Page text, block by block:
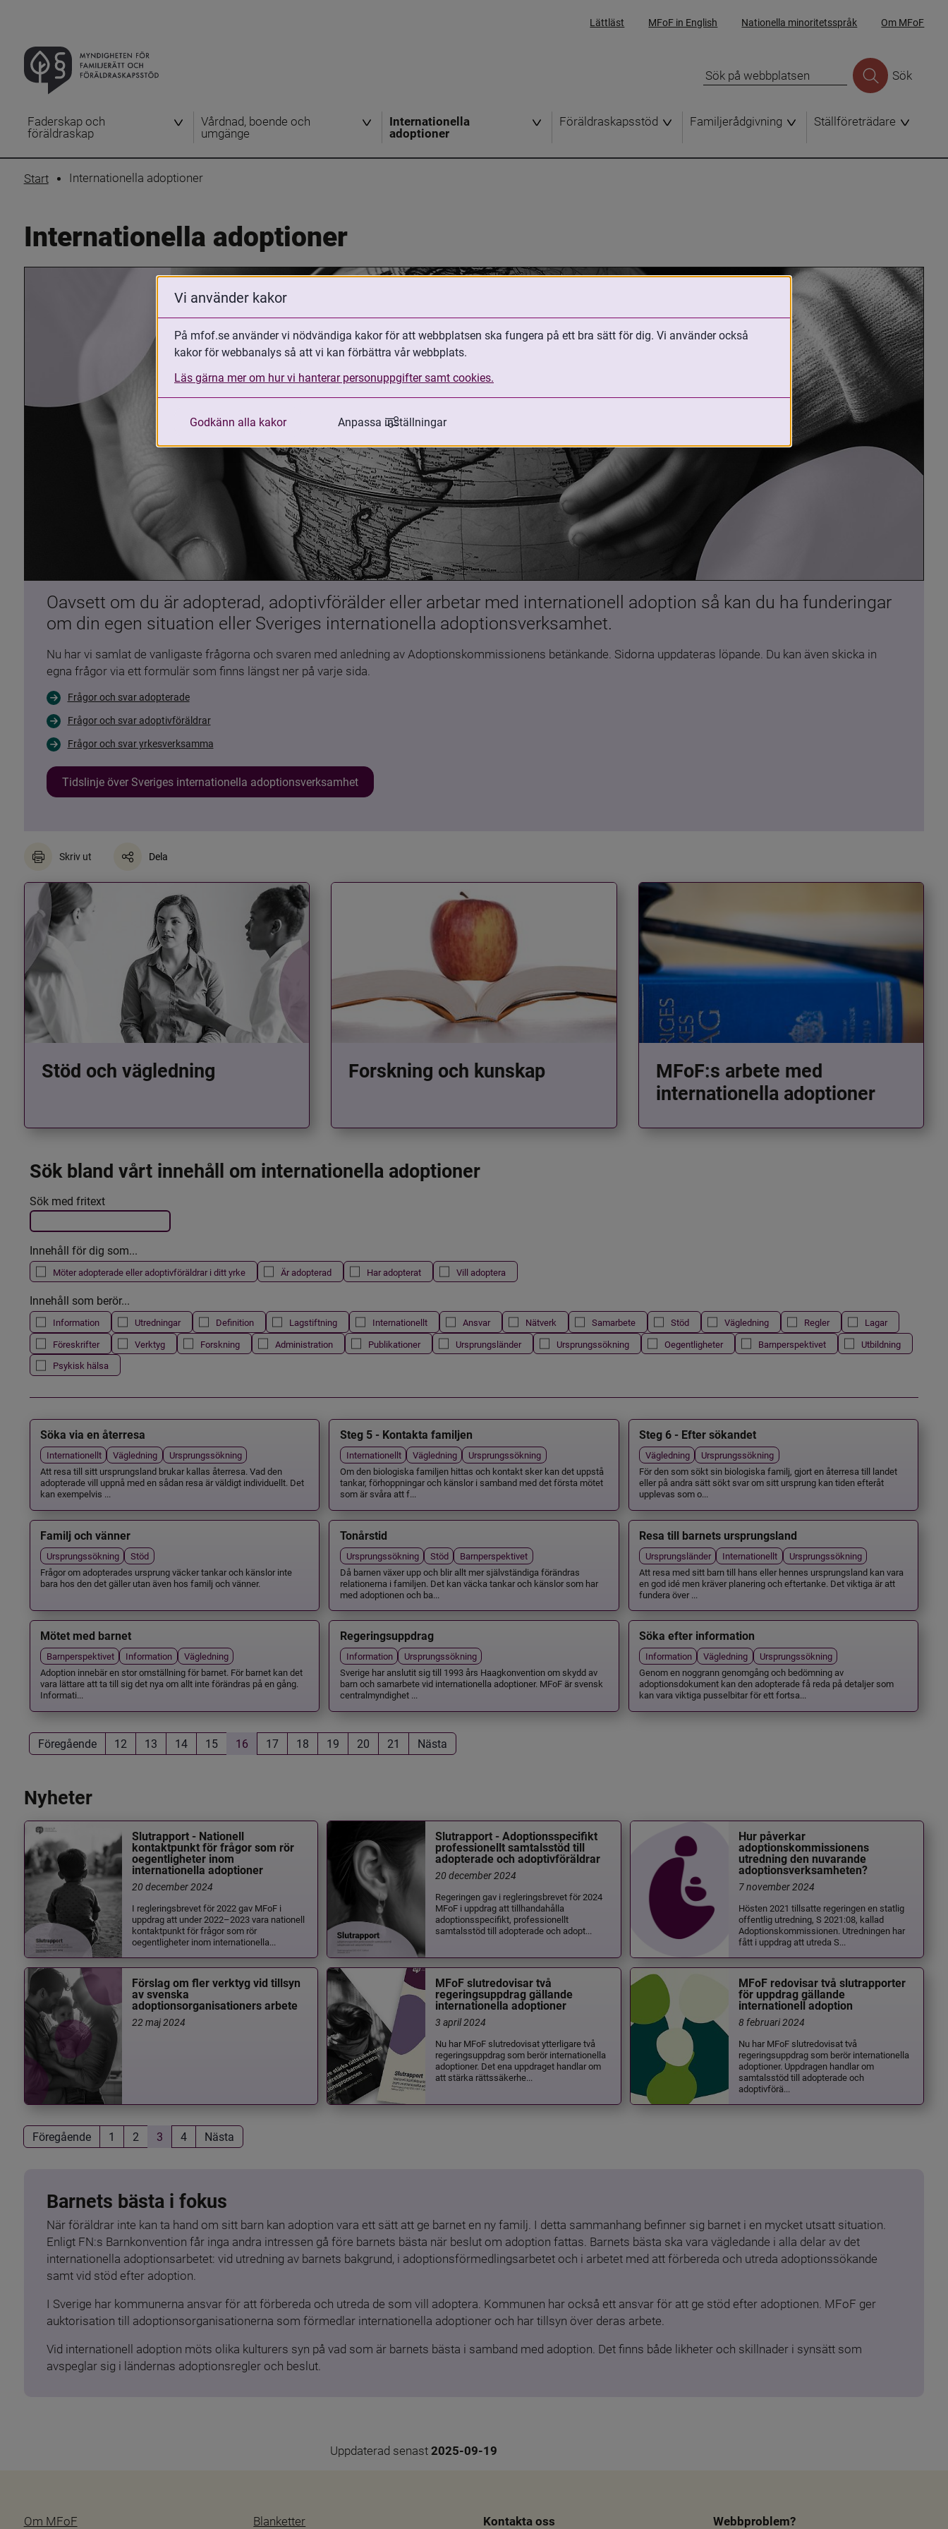
Lättläst MFoF in English Nationella minoritetsspråk Om MFoF
Sök
Faderskap och
föräldraskap
Vårdnad, boende och
umgänge
Internationella
adoptioner
Föräldraskapsstöd Familjerådgivning Ställföreträdare
Start Internationella adoptioner
Internationella adoptioner
Oavsett om du är adopterad, adoptivförälder eller arbetar med internationell adoption så kan du ha funderingar
om din egen situation eller Sveriges internationella adoptionsverksamhet.
Nu har vi samlat de vanligaste frågorna och svaren med anledning av Adoptionskommissionens betänkande. Sidorna uppdateras löpande. Du kan även skicka in
egna frågor via ett formulär som finns längst ner på varje sida.
Frågor och svar adopterade
Frågor och svar adoptivföräldrar
Frågor och svar yrkesverksamma
Tidslinje över Sveriges internationella adoptionsverksamhet
Skriv ut Dela
Stöd och vägledning Forskning och kunskap
MFoF:s arbete med
internationella adoptioner
Sök bland vårt innehåll om internationella adoptioner
Filtrera resultatet
Det här formuläret postas automatiskt
Sök med fritext
Innehåll för dig som...
Möter adopterade eller adoptivföräldrar i ditt yrke Är adopterad Har adopterat Vill adoptera
Innehåll som berör...
Information Utredningar Definition Lagstiftning Internationellt Ansvar Nätverk Samarbete Stöd Vägledning Regler
Lagar
Föreskrifter
Verktyg Forskning Administration Publikationer Ursprungsländer Ursprungssökning Oegentligheter Barnperspektivet
Utbildning
Psykisk hälsa
Söka via en återresa
Internationellt Vägledning
Ursprungssökning
Att resa till sitt ursprungsland brukar kallas återresa. Vad den
adopterade vill uppnå med en sådan resa är väldigt individuellt. Det
kan exempelvis ...
Steg 5 - Kontakta familjen
Internationellt Vägledning
Ursprungssökning
Om den biologiska familjen hittas och kontakt sker kan det uppstå
tankar, förhoppningar och känslor i samband med det första mötet
som är svåra att f...
Steg 6 - Efter sökandet
Vägledning
Ursprungssökning
För den som sökt sin biologiska familj, gjort en återresa till landet
eller på andra sätt sökt svar om sitt ursprung kan tiden efteråt
upplevas som o...
Familj och vänner
Ursprungssökning
Stöd
Frågor om adopterades ursprung väcker tankar och känslor inte
bara hos den det gäller utan även hos familj och vänner.
Tonårstid
Ursprungssökning Stöd
Barnperspektivet
Då barnen växer upp och blir allt mer självständiga förändras
relationerna i familjen. Det kan väcka tankar och känslor som har
med adoptionen och ba...
Resa till barnets ursprungsland
Ursprungsländer Internationellt
Ursprungssökning
Att resa med sitt barn till hans eller hennes ursprungsland kan vara
en god idé men kräver planering och eftertanke. Det viktiga är att
fundera över ...
Mötet med barnet
Barnperspektivet Information
Vägledning
Adoption innebär en stor omställning för barnet. För barnet kan det
vara lättare att ta till sig det nya om allt inte förändras på en gång.
Informati...
Regeringsuppdrag
Information
Ursprungssökning
Sverige har anslutit sig till 1993 års Haagkonvention om skydd av
barn och samarbete vid internationella adoptioner. MFoF är svensk
centralmyndighet ...
Söka efter information
Information Vägledning
Ursprungssökning
Genom en noggrann genomgång och bedömning av
adoptionsdokument kan den adopterade få reda på detaljer som
kan vara viktiga pusselbitar för ett fortsa...
Föregående 12 13 14 15 16 17 18 19 20 21 Nästa
Nyheter
Slutrapport - Nationell
kontaktpunkt för frågor som rör
oegentligheter inom
internationella adoptioner
20 december 2024
I regleringsbrevet för 2022 gav MFoF i
uppdrag att under 2022–2023 vara nationell
kontaktpunkt för frågor som rör
oegentligheter inom internationella...
Slutrapport - Adoptionsspecifikt
professionellt samtalsstöd till
adopterade och adoptivföräldrar
20 december 2024
Regeringen gav i regleringsbrevet för 2024
MFoF i uppdrag att tillhandahålla
adoptionsspecifikt, professionellt
samtalsstöd till adopterade och adopt...
Hur påverkar
adoptionskommissionens
utredning den nuvarande
adoptionsverksamheten?
7 november 2024
Hösten 2021 tillsatte regeringen en statlig
offentlig utredning, S 2021:08, kallad
Adoptionskommissionen. Utredningen har
fått i uppdrag att utreda S...
Förslag om fler verktyg vid tillsyn
av svenska
adoptionsorganisationers arbete
22 maj 2024
MFoF slutredovisar två
regeringsuppdrag gällande
internationella adoptioner
3 april 2024
Nu har MFoF slutredovisat ytterligare två
regeringsuppdrag som berör internationella
adoptioner. Det ena uppdraget handlar om
att stärka rättssäkerhe...
MFoF redovisar två slutrapporter
för uppdrag gällande
internationell adoption
8 februari 2024
Nu har MFoF slutredovisat två
regeringsuppdrag som berör internationella
adoptioner. Uppdragen handlar om
samtalsstöd till adopterade och
adoptivförä...
Föregående 1 2 3 4 Nästa
Barnets bästa i fokus
När föräldrar inte kan ta hand om sitt barn kan adoption vara ett sätt att ge barnet en ny familj. I detta sammanhang befinner sig barnet i en mycket utsatt situation.
Enligt FN:s Barnkonvention får inga andra intressen gå före barnets bästa när beslut om adoption fattas. Barnets bästa ska vara vägledande i alla delar av det
internationella adoptionsarbetet: vid utredning av barnets bakgrund, i adoptionsförmedlingsarbetet och i arbetet med att förbereda och utreda adoptionssökande
samt vid stöd efter adoption.
I Sverige har kommunerna ansvar för att förbereda och utreda de som vill adoptera. Kommunen har också ett ansvar för att ge stöd efter adoptionen. MFoF ger
auktorisation till adoptionsorganisationerna som förmedlar internationella adoptioner och har tillsyn över deras arbete.
Vid internationell adoption möts olika kulturers syn på vad som är barnets bästa i samband med adoption. Det finns både likheter och skillnader i synsätt som
avspeglar sig i ländernas adoptionsregler och beslut.
Uppdaterad senast 2025-09-19
Om MFoF Blanketter Kontakta oss Webbproblem?
Vi använder kakor
På mfof.se använder vi nödvändiga kakor för att webbplatsen ska fungera på ett bra sätt för dig. Vi använder också
kakor för webbanalys så att vi kan förbättra vår webbplats.
Läs gärna mer om hur vi hanterar personuppgifter samt cookies.
Godkänn alla kakor Anpassa inställningar